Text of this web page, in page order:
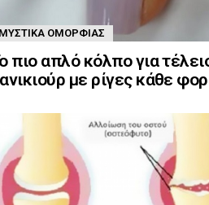
ΟΜΟΡΦΙΆΣ
πιο απλό κόλπο για
με ρίγες κάθε